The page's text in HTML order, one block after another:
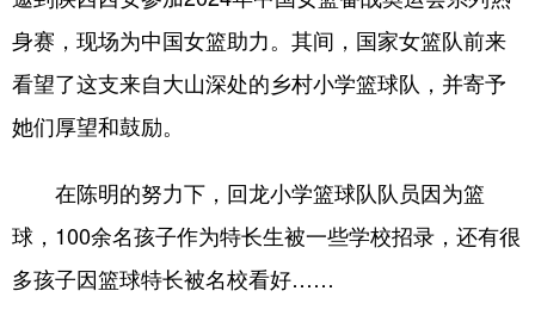
身赛，现场为中国女篮助力。其间，国家女篮队前来
看望了这支来自大山深处的乡村小学篮球队，并寄予
她们厚望和鼓励。
在陈明的努力下，回龙小学篮球队队员因为篮
球，100余名孩子作为特长生被一些学校招录，还有很
多孩子因篮球特长被名校看好……